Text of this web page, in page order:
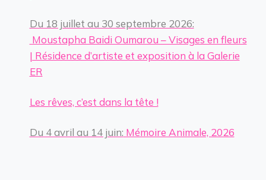
Du 18 juillet au 30 septembre 2026:
Moustapha Baidi Oumarou – Visages en fleurs
| Résidence d’artiste et exposition à la Galerie
ER
Les rêves, c’est dans la tête !
Du 4 avril au 14 juin: Mémoire Animale, 2026